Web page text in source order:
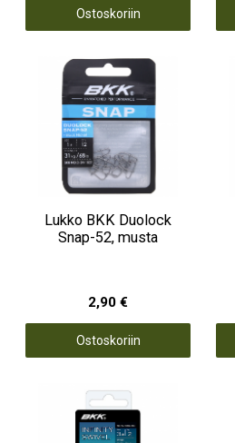
Ostoskoriin
Lukko BKK Duolock
Snap-52, musta
2,90 €
Ostoskoriin